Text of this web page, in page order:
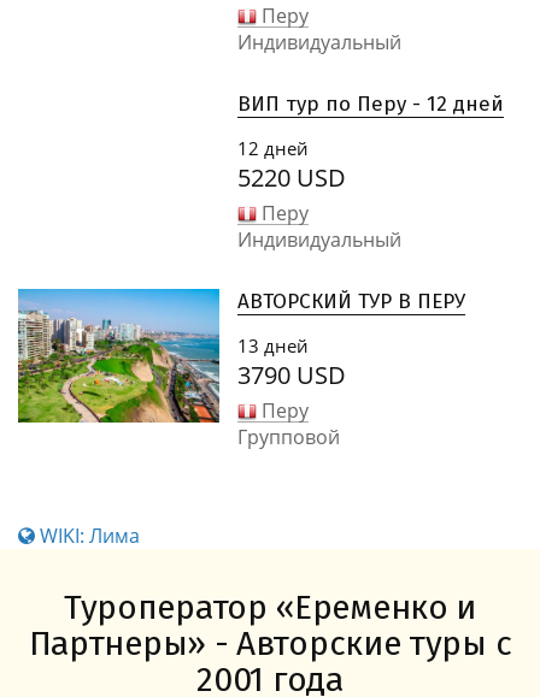
Перу
Индивидуальный
ВИП тур по Перу - 12 дней
12 дней
5220 USD
Перу
Индивидуальный
АВТОРСКИЙ ТУР В ПЕРУ
13 дней
3790 USD
Перу
Групповой
WIKI: Лима
Туроператор «Еременко и
Партнеры» - Авторские туры с
2001 года